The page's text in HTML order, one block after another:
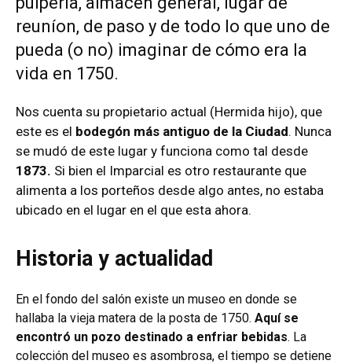
reuníon, de paso y de todo lo que uno de
pueda (o no) imaginar de cómo era la
vida en 1750.
Nos cuenta su propietario actual (Hermida hijo), que
este es el bodegón más antiguo de la Ciudad. Nunca
se mudó de este lugar y funciona como tal desde
1873. Si bien el Imparcial es otro restaurante que
alimenta a los porteños desde algo antes, no estaba
ubicado en el lugar en el que esta ahora.
Historia y actualidad
En el fondo del salón existe un museo en donde se
hallaba la vieja matera de la posta de 1750. Aquí se
encontró un pozo destinado a enfriar bebidas. La
colección del museo es asombrosa, el tiempo se detiene